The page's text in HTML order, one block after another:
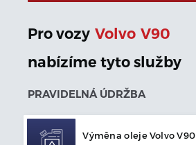
Pro vozy Volvo V90
nabízíme tyto služby
PRAVIDELNÁ ÚDRŽBA
Výměna olejeVolvo V90